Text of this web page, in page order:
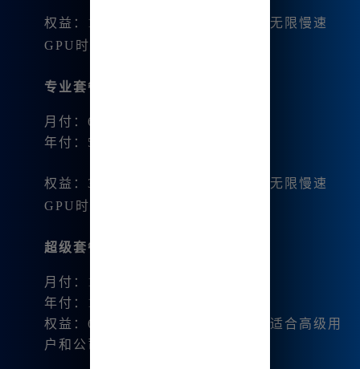
权益：15小时/月的快速GPU时间，无限慢速
GPU时间，最大10个任务并行
专业套餐
月付：60美元
年付：576美元（48美元/月）
权益：30小时/月的快速GPU时间，无限慢速
GPU时间，最大12个任务并行
超级套餐
月付：120美元
年付：1152美元（96美元/月）
权益：60小时/月的快速GPU时间，适合高级用
户和公司